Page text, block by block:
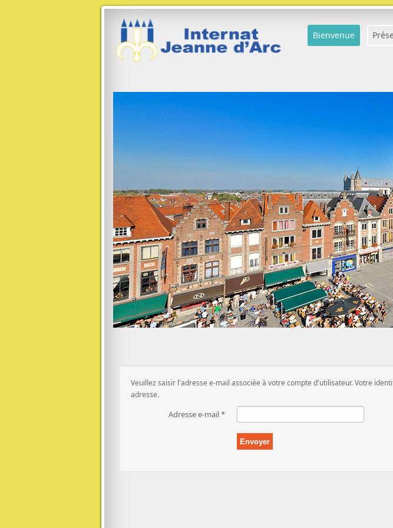
Bienvenue
Veuillez saisir l'adresse e-mail associée à votre compte d'utilisateur. Votre
adresse.
Adresse e-mail*
Envoyer